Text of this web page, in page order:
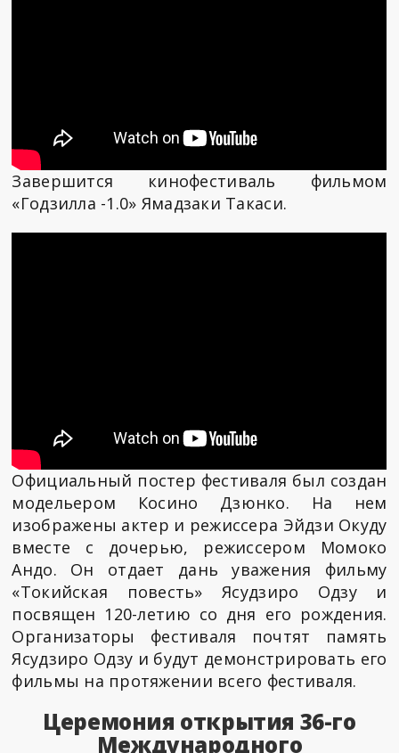
Завершится кинофестиваль фильмом
«Годзилла -1.0» Ямадзаки Такаси.
Официальный постер фестиваля был создан
модельером Косино Дзюнко. На нем
изображены актер и режиссера Эйдзи Окуду
вместе с дочерью, режиссером Момоко
Андо. Он отдает дань уважения фильму
«Токийская повесть» Ясудзиро Одзу и
посвящен 120-летию со дня его рождения.
Организаторы фестиваля почтят память
Ясудзиро Одзу и будут демонстрировать его
фильмы на протяжении всего фестиваля.
Церемония открытия 36-го
Международного